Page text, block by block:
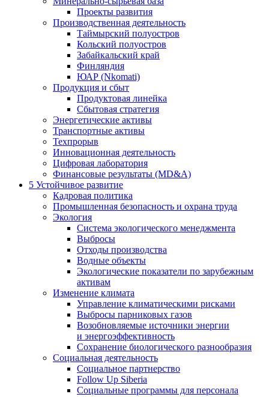
Проекты развития
Производственная деятельность
Таймырский полуостров
Кольский полуостров
Забайкальский край
Финляндия
ЮАР (Nkomati)
Продукция и сбыт
Продуктовая линейка
Сбытовая стратегия
Энергетические активы
Транспортные активы
Техпрорыв
Инновационная деятельность
Цифровая лаборатория
Финансовые результаты (MD&A)
5 Устойчивое развитие
Кадровая политика
Промышленная безопасность и охрана труда
Экология
Система экологического менеджмента
Выбросы
Отходы производства
Водные объекты
Экологические показатели по зарубежным
активам
Изменение климата
Управление климатическими рисками
Выбросы парниковых газов
Возобновляемые источники энергии
и энергоэффективность
Сохранение биологического разнообразия
Социальная деятельность
Социальное партнерство
Follow Up Siberia
Социальные программы для персонала